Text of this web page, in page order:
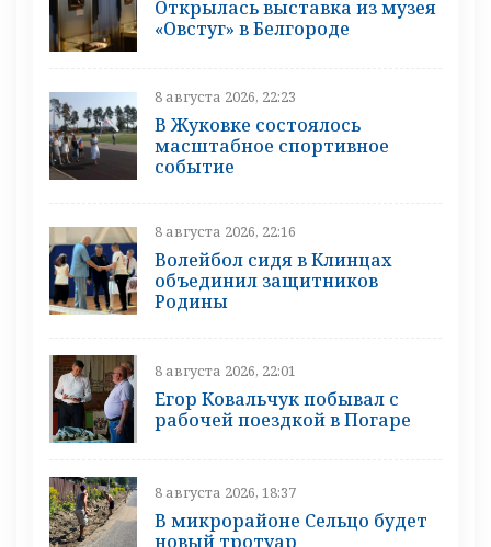
Открылась выставка из музея
«Овстуг» в Белгороде
8 августа 2026, 22:23
В Жуковке состоялось
масштабное спортивное
событие
8 августа 2026, 22:16
Волейбол сидя в Клинцах
объединил защитников
Родины
8 августа 2026, 22:01
Егор Ковальчук побывал с
рабочей поездкой в Погаре
8 августа 2026, 18:37
В микрорайоне Сельцо будет
новый тротуар